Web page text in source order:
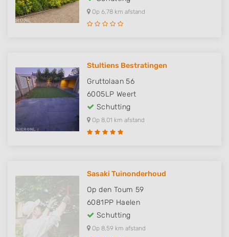
Op 6,78 km afstand
Stultiens Bestratingen
Gruttolaan 56
6005LP Weert
Schutting
Op 8,01 km afstand
Sasaki Tuinonderhoud
Op den Toum 59
6081PP Haelen
Schutting
Op 8,59 km afstand